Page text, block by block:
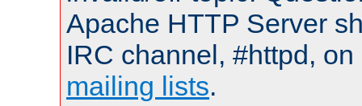
Apache HTTP Server
IRC channel, #httpd,
mailing lists.